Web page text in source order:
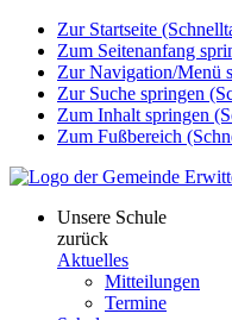
Zur Startseite
Zum Seitenanfang
Zur Navigation/Menü
Zur Suche springen
Zum Inhalt springen
Zum Fußbereich
Unsere Schule
zurück
Aktuelles
Mitteilungen
Termine